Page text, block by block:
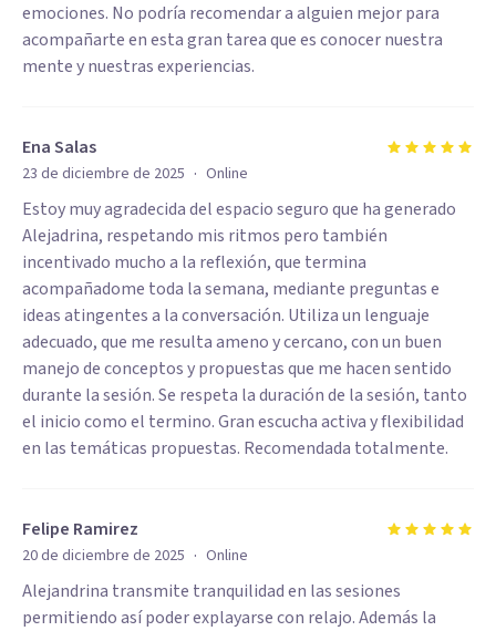
emociones. No podría recomendar a alguien mejor para
acompañarte en esta gran tarea que es conocer nuestra
mente y nuestras experiencias.
Ena Salas
23 de diciembre de 2025 · Online
Estoy muy agradecida del espacio seguro que ha generado
Alejadrina, respetando mis ritmos pero también
incentivado mucho a la reflexión, que termina
acompañadome toda la semana, mediante preguntas e
ideas atingentes a la conversación. Utiliza un lenguaje
adecuado, que me resulta ameno y cercano, con un buen
manejo de conceptos y propuestas que me hacen sentido
durante la sesión. Se respeta la duración de la sesión, tanto
el inicio como el termino. Gran escucha activa y flexibilidad
en las temáticas propuestas. Recomendada totalmente.
Felipe Ramirez
20 de diciembre de 2025 · Online
Alejandrina transmite tranquilidad en las sesiones
permitiendo así poder explayarse con relajo. Además la